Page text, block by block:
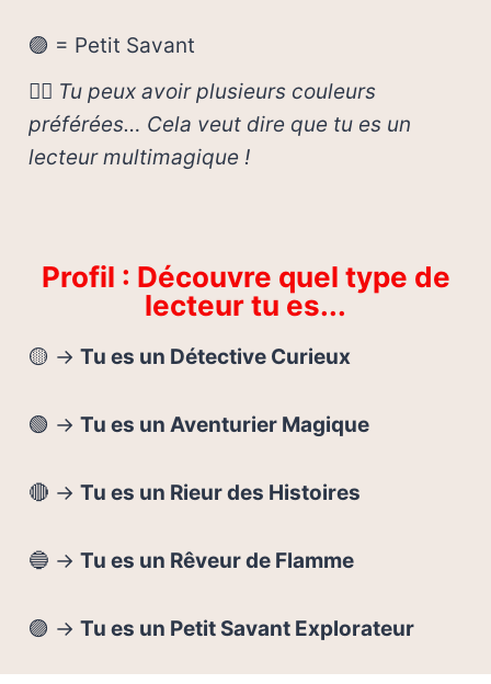
🟣 = Petit Savant
🧙‍♀️ Tu peux avoir plusieurs couleurs
préférées… Cela veut dire que tu es un
lecteur multimagique !
Profil : Découvre quel type de
lecteur tu es...
🟡 → Tu es un Détective Curieux
🟢 → Tu es un Aventurier Magique
🔴 → Tu es un Rieur des Histoires
🔵 → Tu es un Rêveur de Flamme
🟣 → Tu es un Petit Savant Explorateur